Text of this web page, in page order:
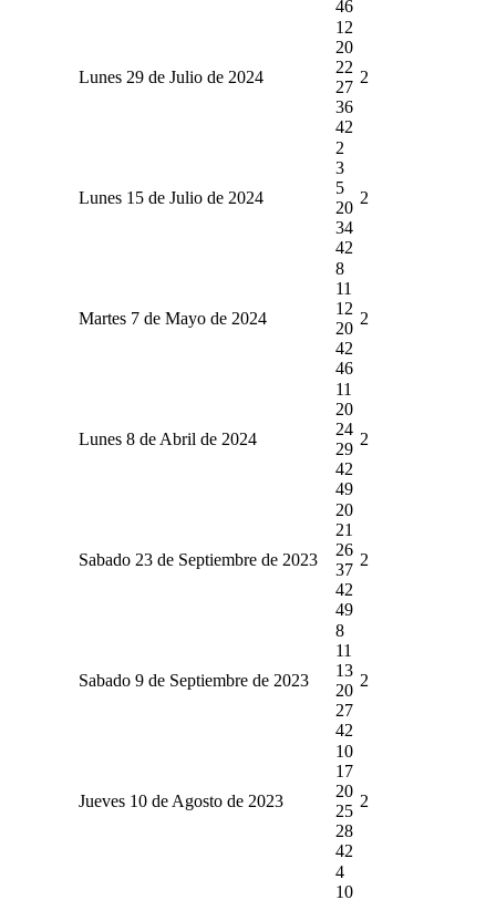
46
Lunes 29 de Julio de 2024
12
20
22
27
36
42
2
Lunes 15 de Julio de 2024
2
3
5
20
34
42
2
Martes 7 de Mayo de 2024
8
11
12
20
42
46
2
Lunes 8 de Abril de 2024
11
20
24
29
42
49
2
Sabado 23 de Septiembre de 2023
20
21
26
37
42
49
2
Sabado 9 de Septiembre de 2023
8
11
13
20
27
42
2
Jueves 10 de Agosto de 2023
10
17
20
25
28
42
2
4
10